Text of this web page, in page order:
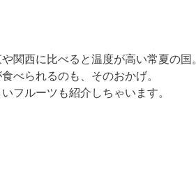
関西に比べると温度が高い常夏の国。
べられるのも、そのおかげ。
フルーツも紹介しちゃいます。